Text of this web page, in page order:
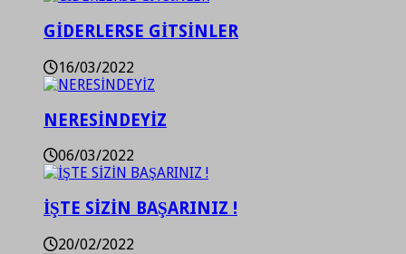
GİDERLERSE GİTSİNLER
16/03/2022
NERESİNDEYİZ
06/03/2022
İŞTE SİZİN BAŞARINIZ !
20/02/2022